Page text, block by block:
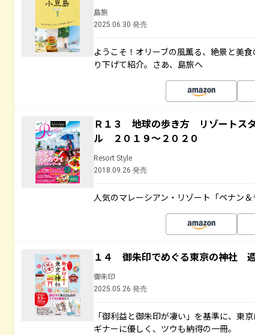
島旅
2025.06.30 発売
ようこそ！オリーブの風薫る、絶景と美
り下げて紹介。さあ、島旅へ
Ｒ１３ 地球の歩き方 リゾート
ル ２０１９～２０２０
Resort Style
2018.09.26 発売
人気のマレーシアン・リゾート「ペナン
１４ 御朱印でめぐる東京の神社
御朱印
2025.05.26 発売
「御利益と御朱印が凄い」を基準に、東
ギナーに優しく、ツウも納得の一冊。